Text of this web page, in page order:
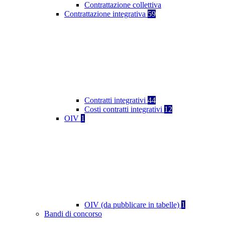
Contrattazione collettiva
Contrattazione integrativa 59
Contratti integrativi 44
Costi contratti integrativi 12
OIV 1
OIV (da pubblicare in tabelle) 1
Bandi di concorso